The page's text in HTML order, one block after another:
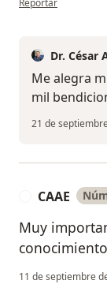
Reportar
Dr. César
Me alegra
mil
21 de
CAAE
Muy
11 de septiembre